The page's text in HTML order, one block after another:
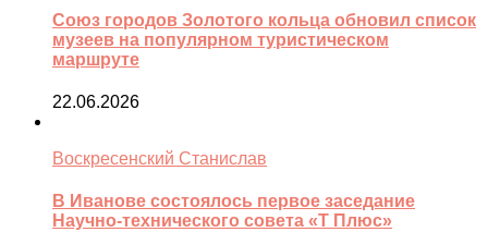
Союз городов Золотого кольца обновил список
музеев на популярном туристическом
маршруте
22.06.2026
Воскресенский Станислав
В Иванове состоялось первое заседание
Научно-технического совета «Т Плюс»